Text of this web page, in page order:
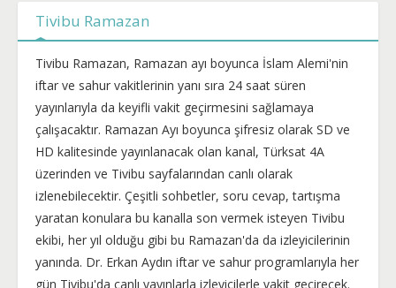
Tivibu Ramazan
Tivibu Ramazan, Ramazan ayı boyunca İslam Alemi'nin
iftar ve sahur vakitlerinin yanı sıra 24 saat süren
yayınlarıyla da keyifli vakit geçirmesini sağlamaya
çalışacaktır. Ramazan Ayı boyunca şifresiz olarak SD ve
HD kalitesinde yayınlanacak olan kanal, Türksat 4A
üzerinden ve Tivibu sayfalarından canlı olarak
izlenebilecektir. Çeşitli sohbetler, soru cevap, tartışma
yaratan konulara bu kanalla son vermek isteyen Tivibu
ekibi, her yıl olduğu gibi bu Ramazan'da da izleyicilerinin
yanında. Dr. Erkan Aydın iftar ve sahur programlarıyla her
gün Tivibu'da canlı yayınlarla izleyicilerle vakit geçirecek.